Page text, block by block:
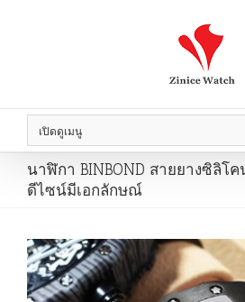
เปิดดูเมนู
นาฬิกา BINBOND สายยางซิลิโ
ดีไซน์มีเอกลักษณ์